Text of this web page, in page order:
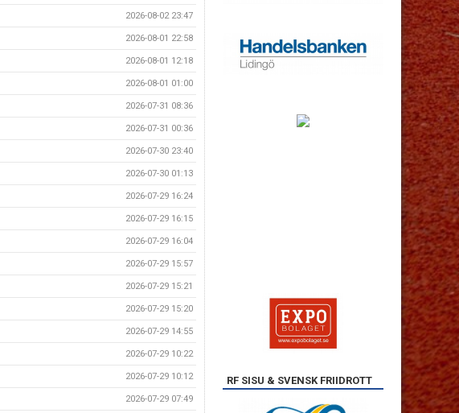
2026-08-02 23:47
2026-08-01 22:58
2026-08-01 12:18
2026-08-01 01:00
2026-07-31 08:36
2026-07-31 00:36
2026-07-30 23:40
2026-07-30 01:13
2026-07-29 16:24
2026-07-29 16:15
2026-07-29 16:04
2026-07-29 15:57
2026-07-29 15:21
2026-07-29 15:20
2026-07-29 14:55
2026-07-29 10:22
2026-07-29 10:12
2026-07-29 07:49
RF SISU & SVENSK FRIIDROTT